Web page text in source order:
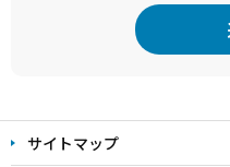
文
こ サイトマップ